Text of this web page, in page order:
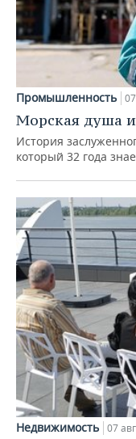
Промышленность
Морская душа
История
который 32 года
Недвижимость 07